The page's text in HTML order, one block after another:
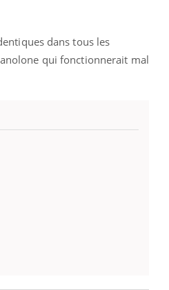
dans tous les
qui fonctionnerait mal